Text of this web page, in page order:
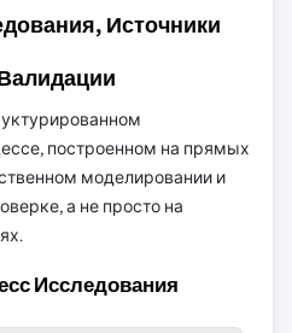
Источники
построенном на прямых
моделировании и
а не просто на
Исследования